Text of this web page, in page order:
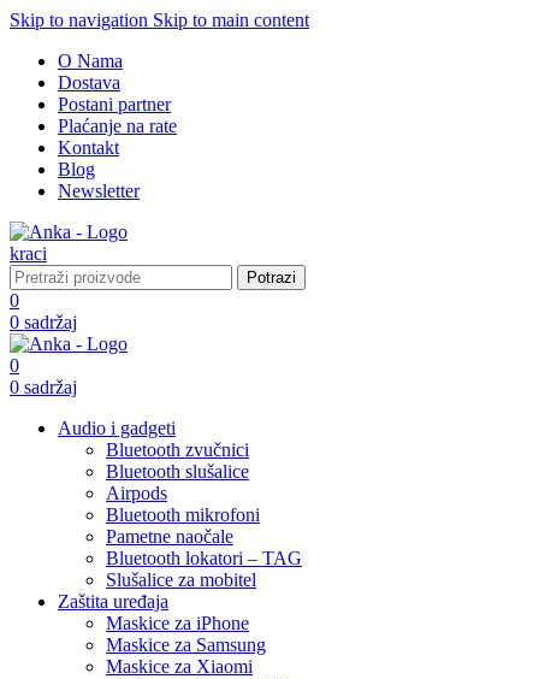
Skip to navigation Skip to main content
O Nama
Dostava
Postani partner
Plaćanje na rate
Kontakt
Blog
Newsletter
Potrazi
0
0 sadržaj
0
0 sadržaj
Audio i gadgeti
Bluetooth zvučnici
Bluetooth slušalice
Airpods
Bluetooth mikrofoni
Pametne naočale
Bluetooth lokatori – TAG
Slušalice za mobitel
Zaštita uređaja
Maskice za iPhone
Maskice za Samsung
Maskice za Xiaomi